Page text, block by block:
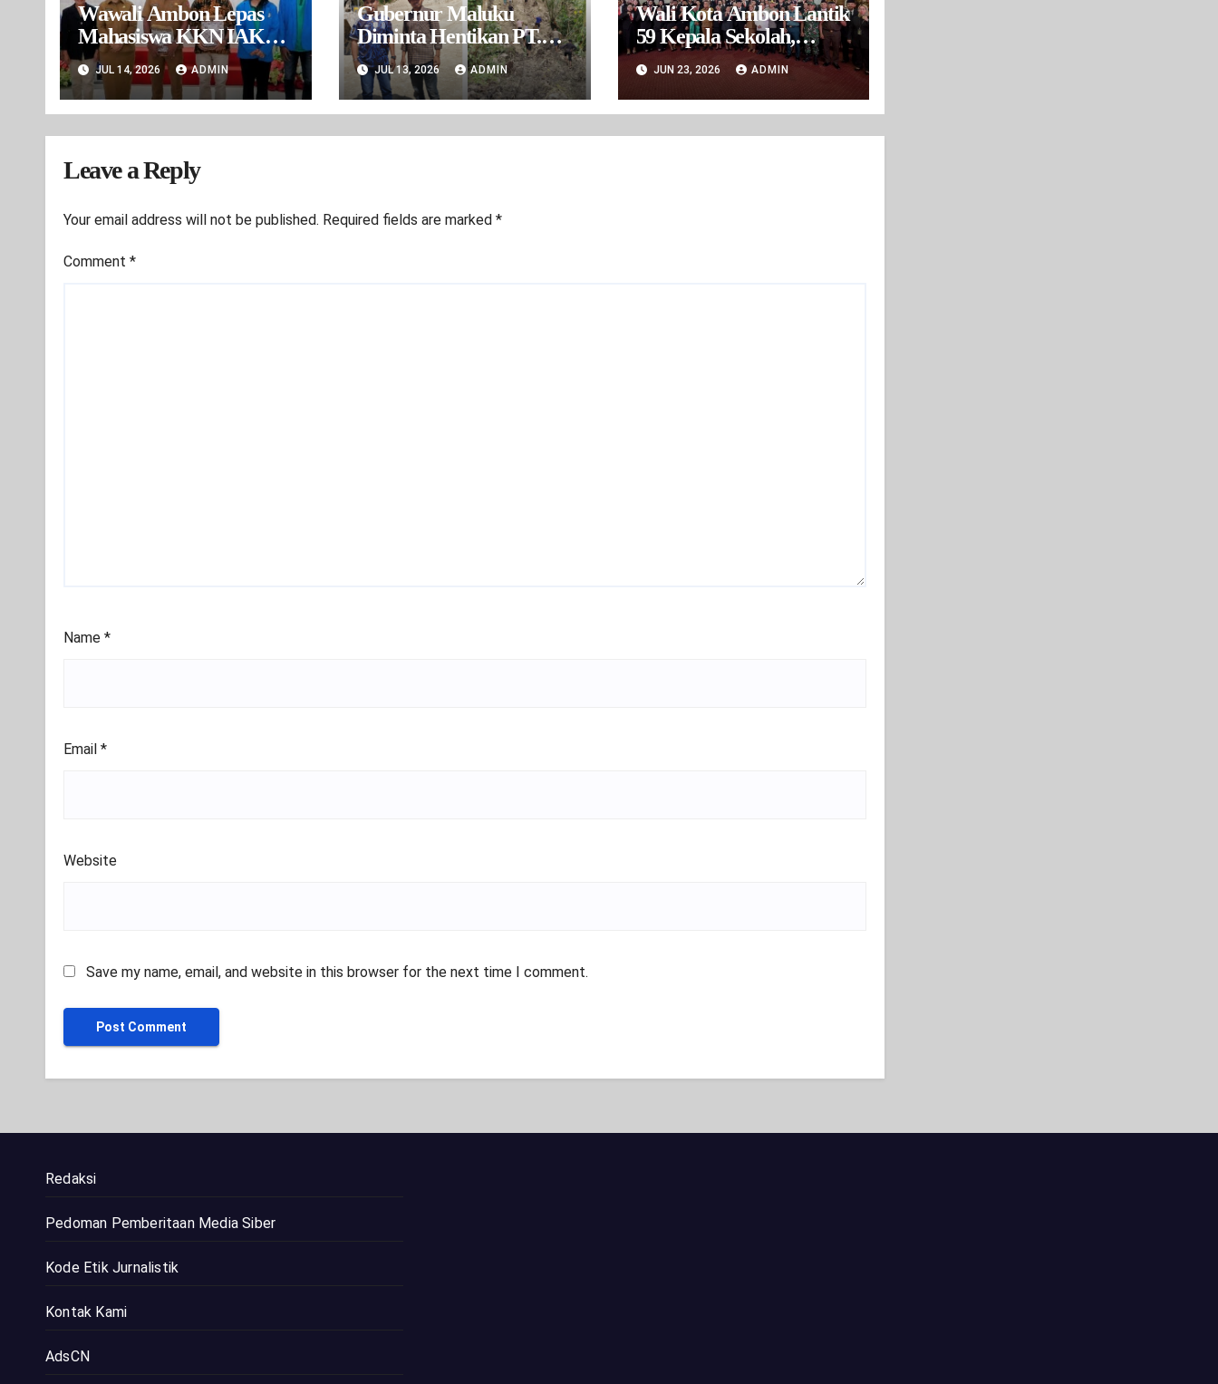
Wawali Ambon Lepas
Mahasiswa KKN IAKN,
Dorong Inovasi Digital
JUL 14, 2026 ADMIN
Gubernur Maluku
Diminta Hentikan PT.
BBA Serobot Hak
Wilayat Warga. Belum
ada Ijin Operasional Tapi
JUL 13, 2026 ADMIN
Wali Kota Ambon Lantik
59 Kepala Sekolah,
Tegaskan Sistem Seleksi
Bersih dan Transparan
JUN 23, 2026 ADMIN
Leave a Reply
Your email address will not be published. Required fields are marked *
Comment *
Name *
Email *
Website
Save my name, email, and website in this browser for the next time I comment.
Redaksi
Pedoman Pemberitaan Media Siber
Kode Etik Jurnalistik
Kontak Kami
AdsCN